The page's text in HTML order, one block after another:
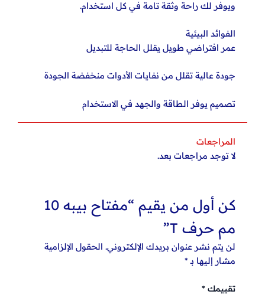
ويوفر لك راحة وثقة تامة في كل استخدام.
الفوائد البيئية
عمر افتراضي طويل يقلل الحاجة للتبديل
جودة عالية تقلل من نفايات الأدوات منخفضة الجودة
تصميم يوفر الطاقة والجهد في الاستخدام
المراجعات
لا توجد مراجعات بعد.
كن أول من يقيم “مفتاح بيبه 10
مم حرف T”
لن يتم نشر عنوان بريدك الإلكتروني. الحقول الإلزامية
مشار إليها بـ *
تقييمك *